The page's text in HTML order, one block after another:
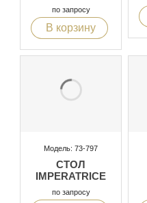
по запросу
В корзину
Модель: 73-797
СТОЛ
IMPERATRICE
по запросу